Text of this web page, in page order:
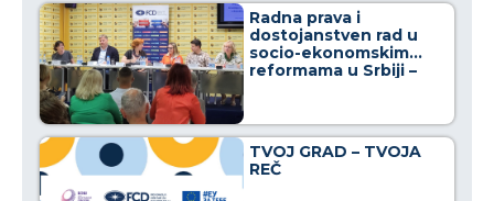
Radna prava i
dostojanstven rad u
socio-ekonomskim
reformama u Srbiji –
TVOJ GRAD – TVOJA
REČ